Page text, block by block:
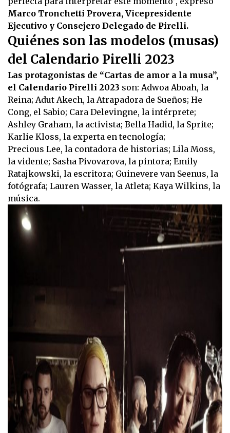
Marco Tronchetti Provera, Vicepresidente
Ejecutivo y Consejero Delegado de Pirelli.
Quiénes son las modelos (musas)
del Calendario Pirelli 2023
Las protagonistas de “Cartas de amor a la musa”,
el Calendario Pirelli 2023 son: Adwoa Aboah, la
Reina; Adut Akech, la Atrapadora de Sueños; He
Cong, el Sabio; Cara Delevingne, la intérprete;
Ashley Graham, la activista; Bella Hadid, la Sprite;
Karlie Kloss, la experta en tecnología;
Precious Lee, la contadora de historias; Lila Moss,
la vidente; Sasha Pivovarova, la pintora; Emily
Ratajkowski, la escritora; Guinevere van Seenus, la
fotógrafa; Lauren Wasser, la Atleta; Kaya Wilkins, la
música.